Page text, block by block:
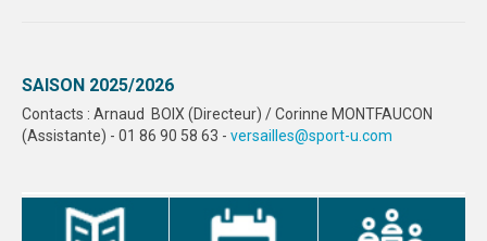
COMMUNICATION
PHOTOTHÈQUE
LOGOTHÈQUE
SAISON 2025/2026
Contacts : Arnaud BOIX (Directeur) / Corinne MONTFAUCON
(Assistante) - 01 86 90 58 63 - versailles@sport-u.com